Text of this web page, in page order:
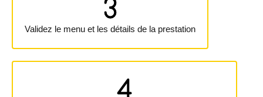
Validez le menu et les détails de la prestation